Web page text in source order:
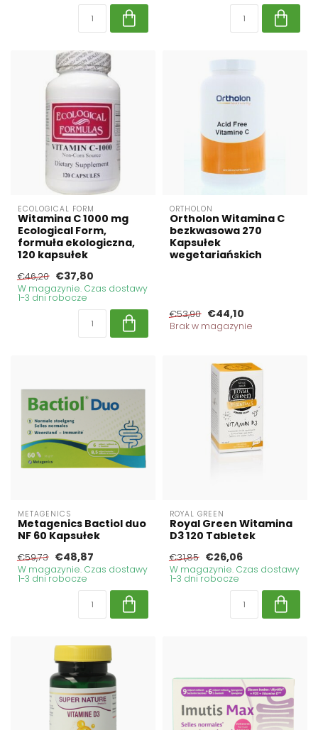
ECOLOGICAL FORM
Witamina C 1000 mg
Ecological Form,
formuła ekologiczna,
120 kapsułek
€46,20 €37,80
W magazynie. Czas dostawy
1-3 dni robocze
ORTHOLON
Ortholon Witamina C
bezkwasowa 270
Kapsułek
wegetariańskich
€53,90 €44,10
Brak w magazynie
METAGENICS
Metagenics Bactiol duo
NF 60 Kapsułek
€59,73 €48,87
W magazynie. Czas dostawy
1-3 dni robocze
ROYAL GREEN
Royal Green Witamina
D3 120 Tabletek
€31,85 €26,06
W magazynie. Czas dostawy
1-3 dni robocze